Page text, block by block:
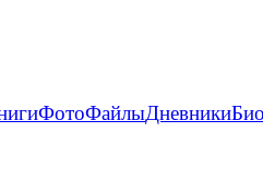
ФотоФайлыДневники